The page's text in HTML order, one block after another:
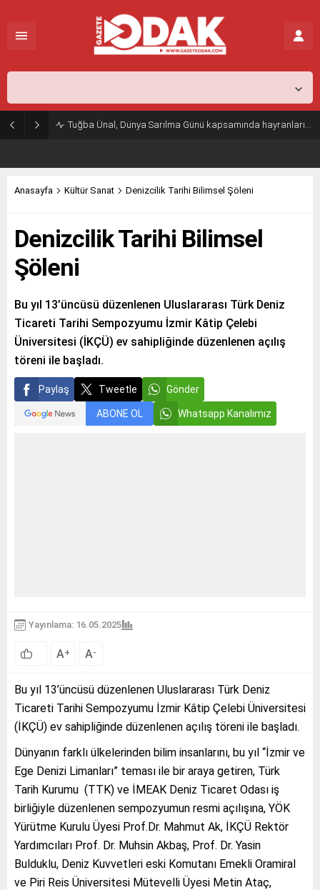
Tuğba Ünal, Dünya Sarılma Günü kapsamında hayranlarıyla buluştu
Anasayfa Kültür Sanat Denizcilik Tarihi Bilimsel Şöleni
Denizcilik Tarihi Bilimsel
Şöleni
Bu yıl 13’üncüsü düzenlenen Uluslararası Türk Deniz
Ticareti Tarihi Sempozyumu İzmir Kâtip Çelebi
Üniversitesi (İKÇÜ) ev sahipliğinde düzenlenen açılış
töreni ile başladı.
Paylaş Tweetle Gönder
ABONE OL Whatsapp Kanalımız
Yayınlama: 16.05.2025
A+ A-
Bu yıl 13’üncüsü düzenlenen Uluslararası Türk Deniz
Ticareti Tarihi Sempozyumu İzmir Kâtip Çelebi Üniversitesi
(İKÇÜ) ev sahipliğinde düzenlenen açılış töreni ile başladı.
Dünyanın farklı ülkelerinden bilim insanlarını, bu yıl “İzmir ve
Ege Denizi Limanları” teması ile bir araya getiren, Türk
Tarih Kurumu (TTK) ve İMEAK Deniz Ticaret Odası iş
birliğiyle düzenlenen sempozyumun resmi açılışına, YÖK
Yürütme Kurulu Üyesi Prof.Dr. Mahmut Ak, İKÇÜ Rektör
Yardımcıları Prof. Dr. Muhsin Akbaş, Prof. Dr. Yasin
Bulduklu, Deniz Kuvvetleri eski Komutanı Emekli Oramiral
ve Piri Reis Üniversitesi Mütevelli Üyesi Metin Ataç,